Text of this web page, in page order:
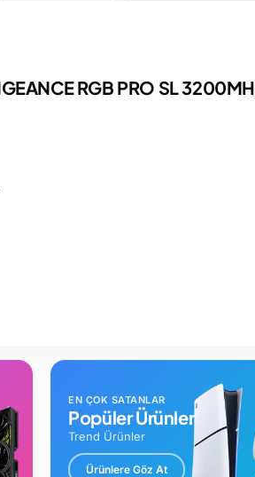
RGB PRO SL
EN ÇOK SATANLAR
Popüler Ürünler
Trend Ürünler
Ürünlere Göz At